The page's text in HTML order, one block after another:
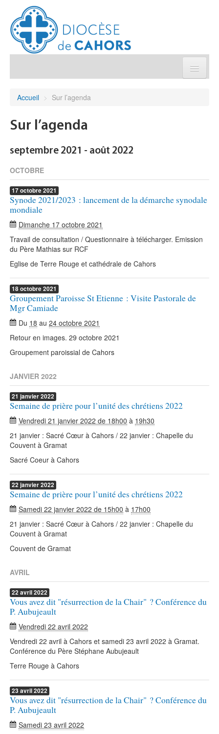
Agenda diocésain
Je donne
Accueil > Sur l’agenda
Sur l’agenda
septembre 2021 - août 2022
OCTOBRE
17octobre2021
Synode 2021/2023 : lancement de la démarche synodale
mondiale
Dimanche 17 octobre 2021
Travail de consultation / Questionnaire à télécharger. Emission
du Père Mathias sur RCF
Eglise de Terre Rouge et cathédrale de Cahors
18octobre2021
Groupement Paroisse St Etienne : Visite Pastorale de
Mgr Camiade
Du 18 au 24 octobre 2021
Retour en images. 29 octobre 2021
Groupement paroissial de Cahors
JANVIER 2022
21 janvier2022
Semaine de prière pour l’unité des chrétiens 2022
Vendredi 21 janvier 2022 de 18h00 à 19h30
21 janvier : Sacré Cœur à Cahors / 22 janvier : Chapelle du
Couvent à Gramat
Sacré Coeur à Cahors
22 janvier2022
Semaine de prière pour l’unité des chrétiens 2022
Samedi 22 janvier 2022 de 15h00 à 17h00
21 janvier : Sacré Cœur à Cahors / 22 janvier : Chapelle du
Couvent à Gramat
Couvent de Gramat
AVRIL
22 avril2022
Vous avez dit "résurrection de la Chair" ? Conférence du
P. Aubujeault
Vendredi 22 avril 2022
Vendredi 22 avril à Cahors et samedi 23 avril 2022 à Gramat.
Conférence du Père Stéphane Aubujeault
Terre Rouge à Cahors
23 avril2022
Vous avez dit "résurrection de la Chair" ? Conférence du
P. Aubujeault
Samedi 23 avril 2022